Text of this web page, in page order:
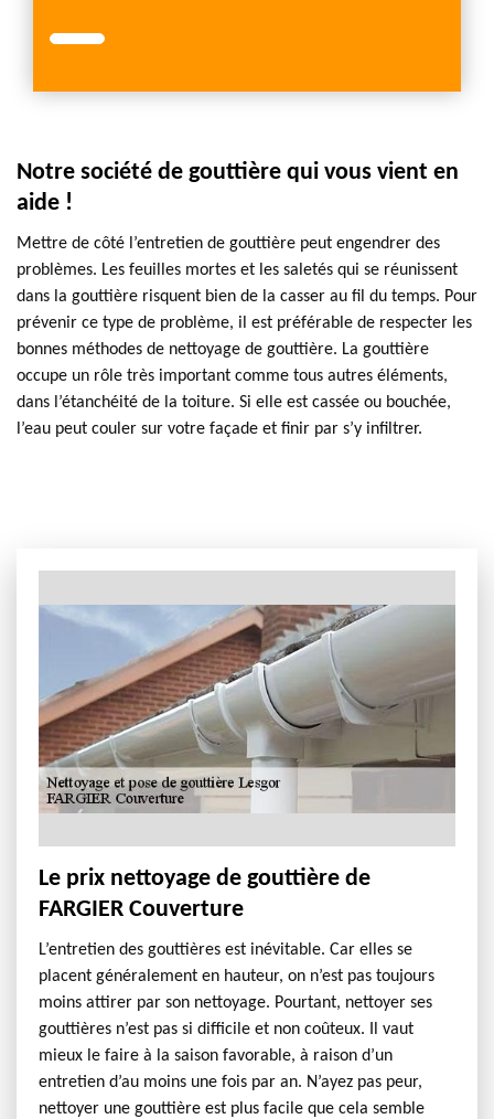
Notre société de gouttière qui vous vient en
aide !
Mettre de côté l’entretien de gouttière peut engendrer des
problèmes. Les feuilles mortes et les saletés qui se réunissent
dans la gouttière risquent bien de la casser au fil du temps. Pour
prévenir ce type de problème, il est préférable de respecter les
bonnes méthodes de nettoyage de gouttière. La gouttière
occupe un rôle très important comme tous autres éléments,
dans l’étanchéité de la toiture. Si elle est cassée ou bouchée,
l’eau peut couler sur votre façade et finir par s’y infiltrer.
Le prix nettoyage de gouttière de
FARGIER Couverture
L’entretien des gouttières est inévitable. Car elles se
placent généralement en hauteur, on n’est pas toujours
moins attirer par son nettoyage. Pourtant, nettoyer ses
gouttières n’est pas si difficile et non coûteux. Il vaut
mieux le faire à la saison favorable, à raison d’un
entretien d’au moins une fois par an. N’ayez pas peur,
nettoyer une gouttière est plus facile que cela semble